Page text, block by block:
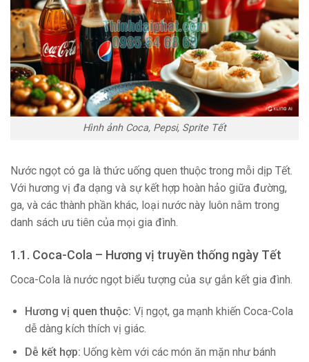
Hình ảnh Coca, Pepsi, Sprite Tết
Nước ngọt có ga là thức uống quen thuộc trong mỗi dịp Tết.
Với hương vị đa dạng và sự kết hợp hoàn hảo giữa đường,
ga, và các thành phần khác, loại nước này luôn nằm trong
danh sách ưu tiên của mọi gia đình.
1.1. Coca-Cola – Hương vị truyền thống ngày Tết
Coca-Cola là nước ngọt biểu tượng của sự gắn kết gia đình.
Hương vị quen thuộc: Vị ngọt, ga mạnh khiến Coca-Cola
dễ dàng kích thích vị giác.
Dễ kết hợp: Uống kèm với các món ăn mặn như bánh